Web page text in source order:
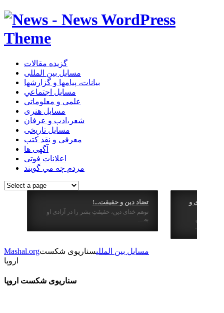
گزیده مقالات
مسایل بین المللی
بیانات، پیامها و گزارشها
مسايل اجتماعي
علمی و معلوماتی
مسايل هنری
شعر،ادب و عرفان
مسایل تاریخی
معرفی و نقد کتب
آگهی ها
اعلانات فوتی
مردم چه مي گويند
تضاد دین و حقیقت...!
توهم خدای دین، حقیقتِ بشر را در آزادی او
به…
جمهوری و
منظر حقوق
: …
Mashal.org مسایل بین المللیسناریوی شکست
اروپا
سناریوی شکست اروپا